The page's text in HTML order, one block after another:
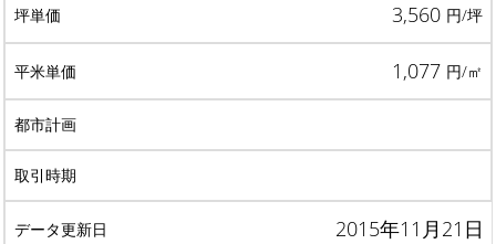
3,560 円/坪
1,077 円/㎡
2015年11月21日